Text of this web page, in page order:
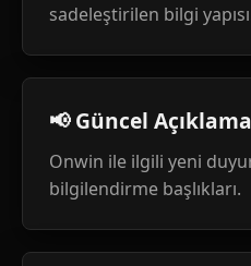
sadeleştirilen bilgi
📢 Güncel
Onwin ile ilgili yeni
bilgilendirme başlıkları.